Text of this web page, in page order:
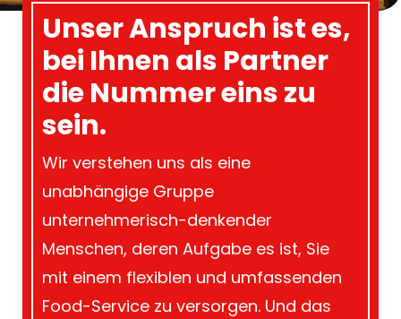
Unser Anspruch ist es,
bei Ihnen als Partner
die Nummer eins zu
sein.
Wir verstehen uns als eine
unabhängige Gruppe
unternehmerisch-denkender
Menschen, deren Aufgabe es ist, Sie
mit einem flexiblen und umfassenden
Food-Service zu versorgen. Und das